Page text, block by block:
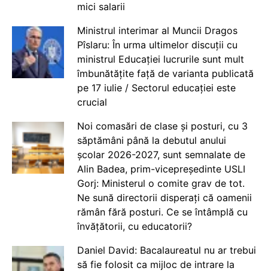
mici salarii
Ministrul interimar al Muncii Dragos
Pîslaru: În urma ultimelor discuții cu
ministrul Educației lucrurile sunt mult
îmbunătățite față de varianta publicată
pe 17 iulie / Sectorul educației este
crucial
Noi comasări de clase și posturi, cu 3
săptămâni până la debutul anului
școlar 2026-2027, sunt semnalate de
Alin Badea, prim-vicepreședinte USLI
Gorj: Ministerul o comite grav de tot.
Ne sună directorii disperați că oamenii
rămân fără posturi. Ce se întâmplă cu
învățătorii, cu educatorii?
Daniel David: Bacalaureatul nu ar trebui
să fie folosit ca mijloc de intrare la